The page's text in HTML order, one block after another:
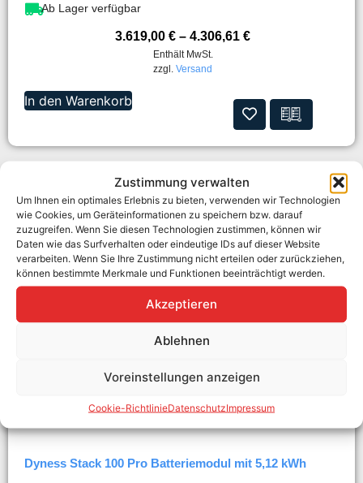
Zustimmung verwalten
Um Ihnen ein optimales Erlebnis zu bieten, verwenden wir Technologien
wie Cookies, um Geräteinformationen zu speichern bzw. darauf
zuzugreifen. Wenn Sie diesen Technologien zustimmen, können wir
Daten wie das Surfverhalten oder eindeutige IDs auf dieser Website
verarbeiten. Wenn Sie Ihre Zustimmung nicht erteilen oder zurückziehen,
können bestimmte Merkmale und Funktionen beeinträchtigt werden.
Akzeptieren
Ablehnen
Voreinstellungen anzeigen
Cookie-RichtlinieDatenschutzImpressum
Ab Lager verfügbar
3.619,00 € – 4.306,61 €
Enthält MwSt.
zzgl. Versand
In den Warenkorb
Dyness Stack 100 Pro Batteriemodul mit 5,12 kWh